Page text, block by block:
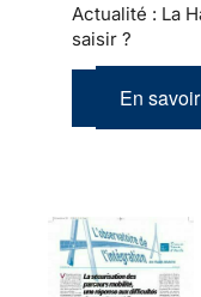
Actualité : La
saisir ?
En